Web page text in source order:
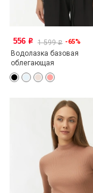
556 o 1 599o -65%
Водолазка базовая
облегающая